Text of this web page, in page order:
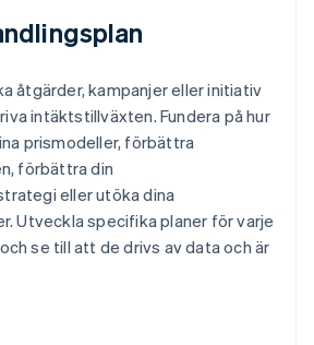
åtgärder, kampanjer eller initiativ
intäktstillväxten. Fundera på hur
prismodeller, förbättra
förbättra din
eller utöka dina
Utveckla specifika planer för varje
se till att de drivs av data och är